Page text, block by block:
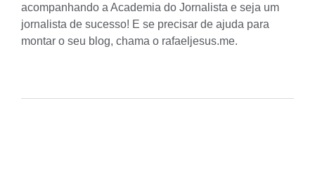
acompanhando a Academia do Jornalista e seja um
jornalista de sucesso! E se precisar de ajuda para
montar o seu blog, chama o rafaeljesus.me.